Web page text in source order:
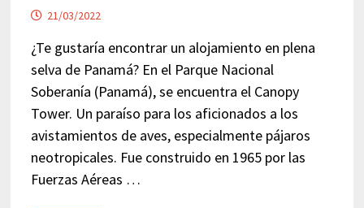
21/03/2022
¿Te gustaría encontrar un alojamiento en plena
selva de Panamá? En el Parque Nacional
Soberanía (Panamá), se encuentra el Canopy
Tower. Un paraíso para los aficionados a los
avistamientos de aves, especialmente pájaros
neotropicales. Fue construido en 1965 por las
Fuerzas Aéreas …